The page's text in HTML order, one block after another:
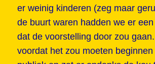
er weinig kinderen (zeg maar
de buurt waren hadden we er
dat de voorstelling door zou
voordat het zou moeten